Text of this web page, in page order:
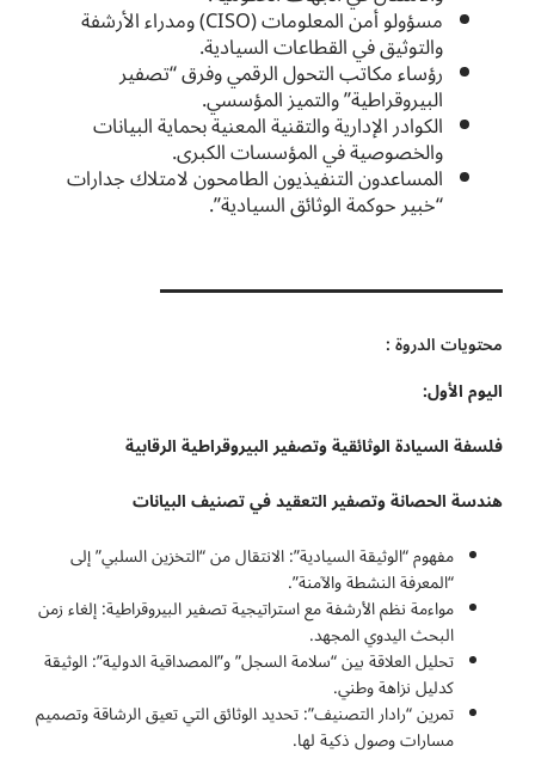
مسؤولو أمن المعلومات (CISO) ومدراء الأرشفة
والتوثيق في القطاعات السيادية.
رؤساء مكاتب التحول الرقمي وفرق “تصفير
البيروقراطية” والتميز المؤسسي.
الكوادر الإدارية والتقنية المعنية بحماية البيانات
والخصوصية في المؤسسات الكبرى.
المساعدون التنفيذيون الطامحون لامتلاك جدارات
“خبير حوكمة الوثائق السيادية”.
محتويات الدروة :
اليوم الأول:
فلسفة السيادة الوثائقية وتصفير البيروقراطية الرقابية
هندسة الحصانة وتصفير التعقيد في تصنيف البيانات
مفهوم “الوثيقة السيادية”: الانتقال من “التخزين السلبي” إلى
“المعرفة النشطة والآمنة”.
مواءمة نظم الأرشفة مع استراتيجية تصفير البيروقراطية: إلغاء زمن
البحث اليدوي المجهد.
تحليل العلاقة بين “سلامة السجل” و”المصداقية الدولية”: الوثيقة
كدليل نزاهة وطني.
تمرين “رادار التصنيف”: تحديد الوثائق التي تعيق الرشاقة وتصميم
مسارات وصول ذكية لها.